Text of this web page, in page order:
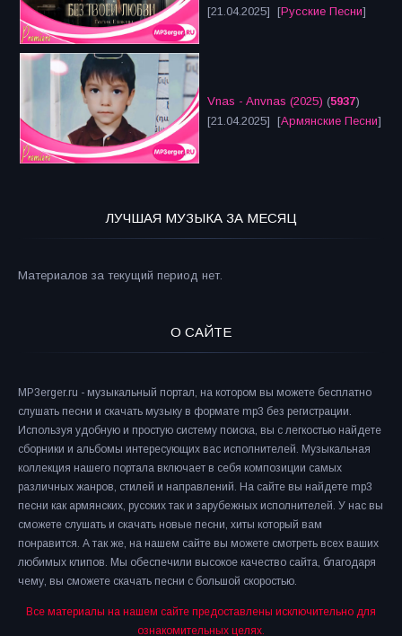
[21.04.2025] [Русские Песни]
Vnas - Anvnas (2025) (5937)
[21.04.2025] [Армянские Песни]
ЛУЧШАЯ МУЗЫКА ЗА МЕСЯЦ
Материалов за текущий период нет.
О САЙТЕ
MP3erger.ru - музыкальный портал, на котором вы можете бесплатно
слушать песни и скачать музыку в формате mp3 без регистрации.
Используя удобную и простую систему поиска, вы с легкостью найдете
сборники и альбомы интересующих вас исполнителей. Музыкальная
коллекция нашего портала включает в себя композиции самых
различных жанров, стилей и направлений. На сайте вы найдете mp3
песни как армянских, русских так и зарубежных исполнителей. У нас вы
сможете слушать и скачать новые песни, хиты который вам
понравится. А так же, на нашем сайте вы можете смотреть всех ваших
любимых клипов. Мы обеспечили высокое качество сайта, благодаря
чему, вы сможете скачать песни с большой скоростью.
Все материалы на нашем сайте предоставлены исключительно для
ознакомительных целях.